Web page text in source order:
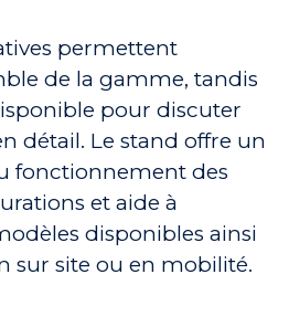
permettent
de la gamme, tandis
pour discuter
détail. Le stand offre un
fonctionnement des
et aide à
disponibles ainsi
sur site ou en mobilité.